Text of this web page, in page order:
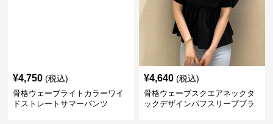
¥4,750 (税込)
骨格ウェーブライトカラーワイ
ドストレートサマーパンツ
¥4,640 (税込)
骨格ウェーブスクエアネックタ
ックデザインパフスリーブブラ